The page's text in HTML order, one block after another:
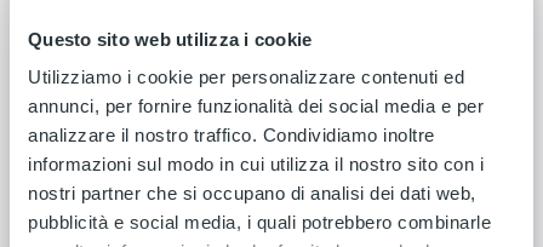
Questo sito web utilizza i cookie
Utilizziamo i cookie per personalizzare contenuti ed
annunci, per fornire funzionalità dei social media e per
analizzare il nostro traffico. Condividiamo inoltre
informazioni sul modo in cui utilizza il nostro sito con i
nostri partner che si occupano di analisi dei dati web,
pubblicità e social media, i quali potrebbero combinarle
17:20 6 Aug
Calascibetta
19:15
Caltagirone
Total price
€7,90
Available seats